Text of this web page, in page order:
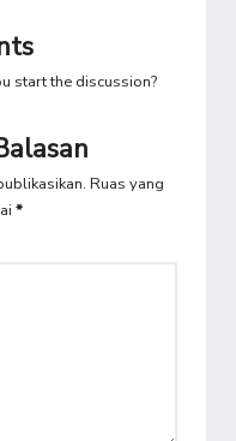
start the discussion?
Ruas yang
*